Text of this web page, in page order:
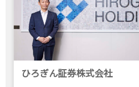
ひろぎん証券株式会社